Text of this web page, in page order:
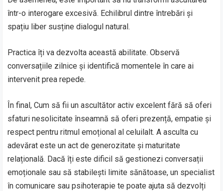
într-o interogare excesivă. Echilibrul dintre întrebări și
spațiu liber susține dialogul natural.
Practica îți va dezvolta această abilitate. Observă
conversațiile zilnice și identifică momentele în care ai
intervenit prea repede.
În final, Cum să fii un ascultător activ excelent fără să oferi
sfaturi nesolicitate înseamnă să oferi prezență, empatie și
respect pentru ritmul emoțional al celuilalt. A asculta cu
adevărat este un act de generozitate și maturitate
relațională. Dacă îți este dificil să gestionezi conversații
emoționale sau să stabilești limite sănătoase, un specialist
în comunicare sau psihoterapie te poate ajuta să dezvolți